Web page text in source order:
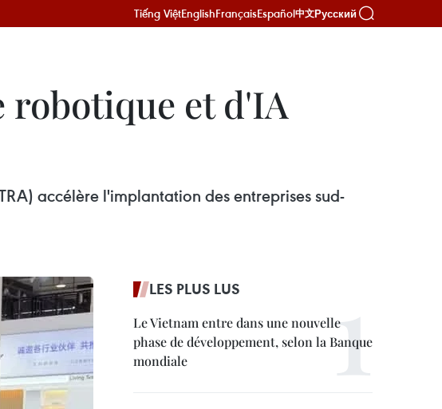
Tiếng ViệtEnglishFrançaisEspañol中文Русский
robotique et d'IA
accélère l'implantation des entreprises sud-
LES PLUS LUS
Le Vietnam entre dans une nouvelle
phase de développement, selon la Banque
mondiale